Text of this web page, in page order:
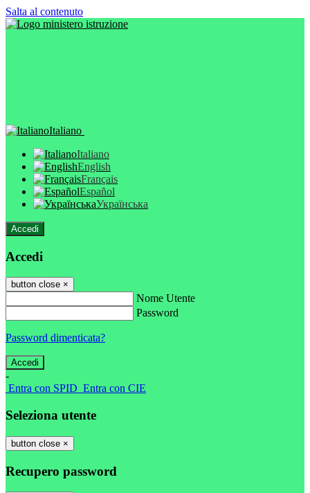
Salta al contenuto
Italiano
Italiano
English
Français
Español
Українська
Accedi
Accedi
button close ×
Nome Utente
Password
Password dimenticata?
-
Entra con SPID Entra con CIE
Seleziona utente
button close ×
Recupero password